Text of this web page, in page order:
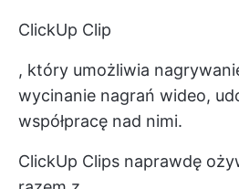
ClickUp Clip
, który umożliwia
wycinanie nagrań wideo,
współpracę nad nimi.
ClickUp Clips naprawdę